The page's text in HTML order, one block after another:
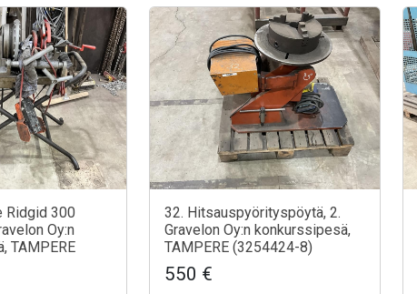
Ridgid 300
Oy:n
TAMPERE
32. Hitsauspyörityspöytä, 2.
Gravelon Oy:n konkurssipesä,
TAMPERE (3254424-8)
550 €